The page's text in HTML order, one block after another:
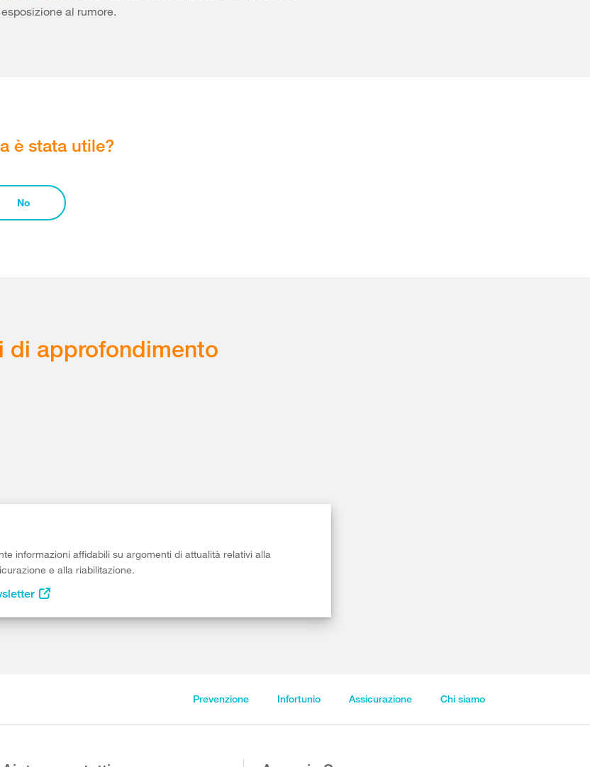
al rumore.
è stata utile?
No
di approfondimento
informazioni affidabili su argomenti di attualità relativi alla
e alla riabilitazione.
Prevenzione Infortunio Assicurazione Chi siamo